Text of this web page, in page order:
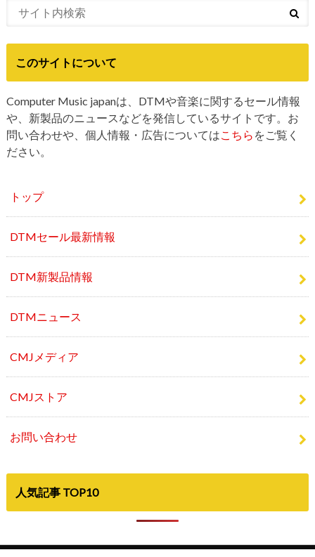
このサイトについて
Computer Music japanは、DTMや音楽に関するセール情報
や、新製品のニュースなどを発信しているサイトです。お
問い合わせや、個人情報・広告についてはこちら をご覧く
ださい。
トップ
DTMセール最新情報
DTM新製品情報
DTMニュース
CMJメディア
CMJストア
お問い合わせ
人気記事 TOP10